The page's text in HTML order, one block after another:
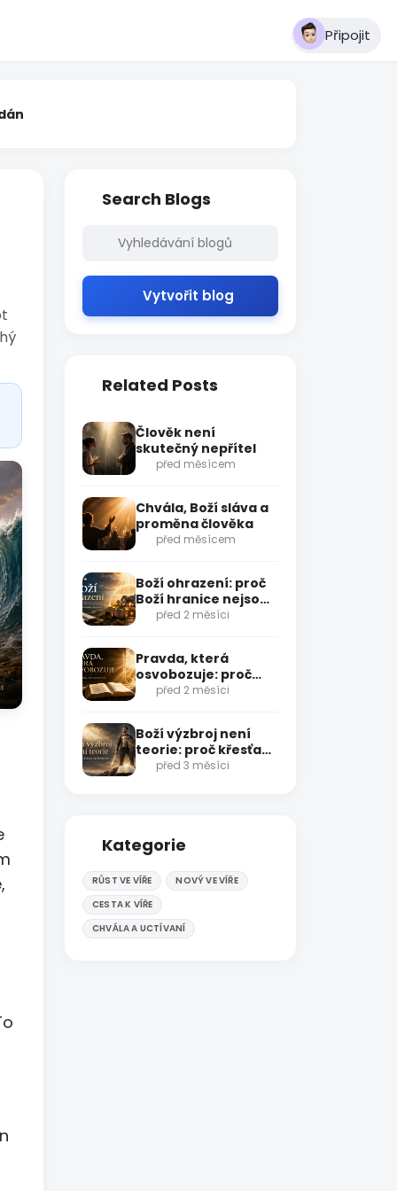
Připojit
Search Blogs
Vytvořit blog
Related Posts
Člověk není
skutečný nepřítel
před měsícem
Chvála, Boží sláva a
proměna člověka
před měsícem
Boží ohrazení: proč
Boží hranice nejsou
omezení, ale
před 2 měsíci
Pravda, která
osvobozuje: proč
nestačí vědět
před 2 měsíci
Boží výzbroj není
teorie: proč křesťan
musí stát připravený
před 3 měsíci
Kategorie
RŮST VE VÍŘE
NOVÝ VE VÍŘE
CESTA K VÍŘE
CHVÁLA A UCTÍVANÍ